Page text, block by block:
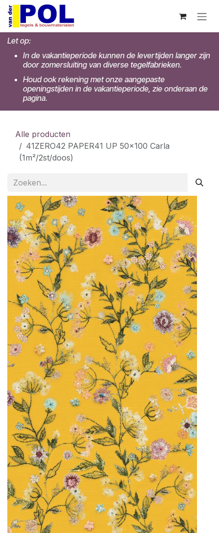
Overslaan naar inhoud
Let op:
In de vakantieperiode kunnen de levertijden langer zijn
door zomersluiting van diverse tegelfabrieken.
Houd ook rekening met onze aangepaste
openingstijden in de vakantieperiode, zie onderaan de
pagina.
Alle producten
41ZERO42 PAPER41 UP 50x100 Carla
(1m²/2st/doos)